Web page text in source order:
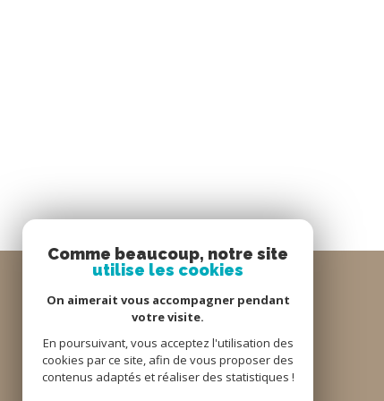
Comme beaucoup, notre site
utilise les cookies
On aimerait vous accompagner pendant
votre visite.
En poursuivant, vous acceptez l'utilisation des
cookies par ce site, afin de vous proposer des
contenus adaptés et réaliser des statistiques !